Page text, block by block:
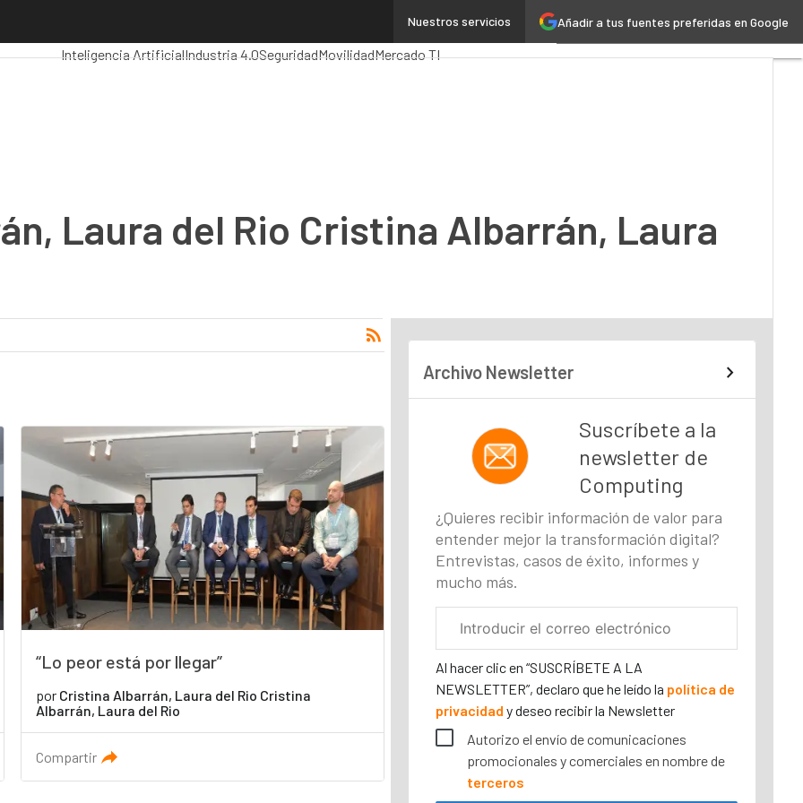
Añadir a tus fuentes preferidas en Google
Nuestros servicios
MarTechCloud
Inteligencia ArtificialIndustria 4.0SeguridadMovilidadMercado TI
Laura del Rio Cristina Albarrán, Laura
“Lo peor está por llegar”
por Cristina Albarrán, Laura del Rio Cristina
Albarrán, Laura del Rio
Compartir
Archivo Newsletter
Suscríbete a la
newsletter de
Computing
¿Quieres recibir información de valor para
entender mejor la transformación digital?
Entrevistas, casos de éxito, informes y
mucho más.
electrónico
Al hacer clic en “SUSCRÍBETE A LA
NEWSLETTER”, declaro que he leído la política de
privacidady deseo recibir la Newsletter
Autorizo el envío de comunicaciones
promocionales y comerciales en nombre de
terceros